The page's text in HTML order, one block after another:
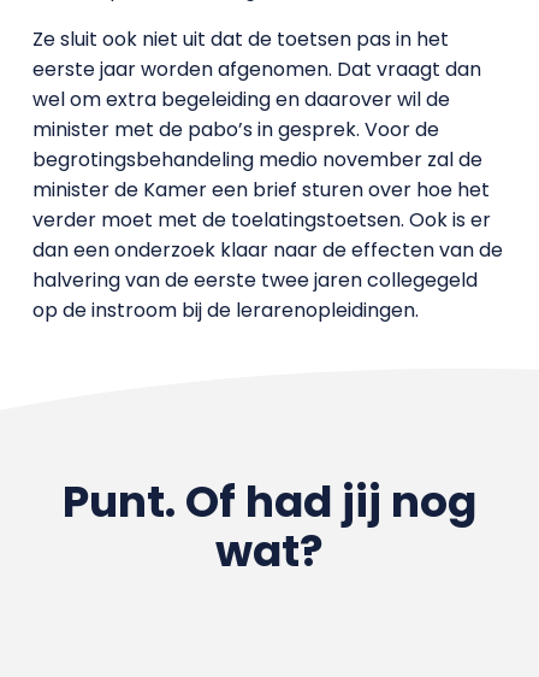
Ze sluit ook niet uit dat de toetsen pas in het
eerste jaar worden afgenomen. Dat vraagt dan
wel om extra begeleiding en daarover wil de
minister met de pabo’s in gesprek. Voor de
begrotingsbehandeling medio november zal de
minister de Kamer een brief sturen over hoe het
verder moet met de toelatingstoetsen. Ook is er
dan een onderzoek klaar naar de effecten van de
halvering van de eerste twee jaren collegegeld
op de instroom bij de lerarenopleidingen.
Punt. Of had jij nog
wat?